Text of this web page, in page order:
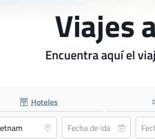
Viajes
Encuentra aquí el
Hoteles